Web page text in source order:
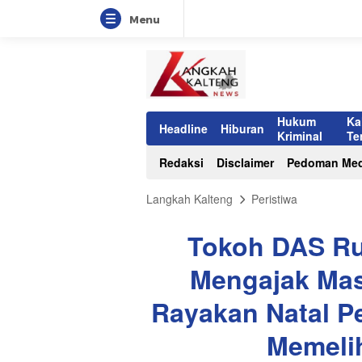
Menu
Headline Hiburan
Hukum
Kriminal
Redaksi
Disclaimer Pedoman
Langkah Kalteng Peristiwa
Tokoh DAS
Mengajak
Rayakan Natal